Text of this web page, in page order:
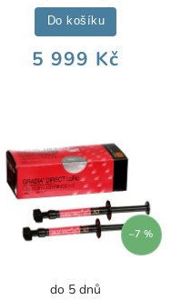
5 999 Kč
Do košíku
–7 %
do 5 dnů